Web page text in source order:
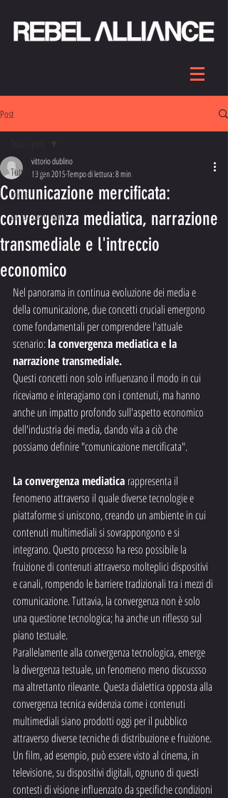
Post
Tutti i post
Inizia
La tua community
Comunicazione mercificata:
convergenza mediatica, narrazione
transmediale e l'intreccio
economico
vittorio dublino
13 gen 2015Tempo di lettura: 8 min
Nel panorama in continua evoluzione dei media e
della comunicazione, due concetti cruciali emergono
come fondamentali per comprendere l'attuale
scenario: la convergenza mediatica e la
narrazione transmediale.
Questi concetti non solo influenzano il modo in cui
riceviamo e interagiamo con i contenuti, ma hanno
anche un impatto profondo sull'aspetto economico
dell'industria dei media, dando vita a ciò che
possiamo definire "comunicazione mercificata".
La convergenza mediatica rappresenta il
fenomeno attraverso il quale diverse tecnologie e
piattaforme si uniscono, creando un ambiente in cui
contenuti multimediali si sovrappongono e si
integrano. Questo processo ha reso possibile la
fruizione di contenuti attraverso molteplici dispositivi
e canali, rompendo le barriere tradizionali tra i mezzi di
comunicazione. Tuttavia, la convergenza non è solo
una questione tecnologica; ha anche un riflesso sul
piano testuale.
Parallelamente alla convergenza tecnologica, emerge
la divergenza testuale, un fenomeno meno discussso
ma altrettanto rilevante. Questa dialettica opposta alla
convergenza tecnica evidenzia come i contenuti
multimediali siano prodotti oggi per il pubblico
attraverso diverse tecniche di distribuzione e fruizione.
Un film, ad esempio, può essere visto al cinema, in
televisione, su dispositivi digitali, ognuno di questi
contesti di visione influenzato da specifiche condizioni